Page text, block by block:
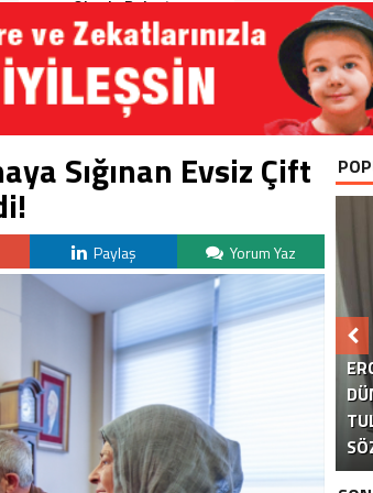
Okurla Buluştu
Sığınan Evsiz Çift
Paylaş Yorum Yaz